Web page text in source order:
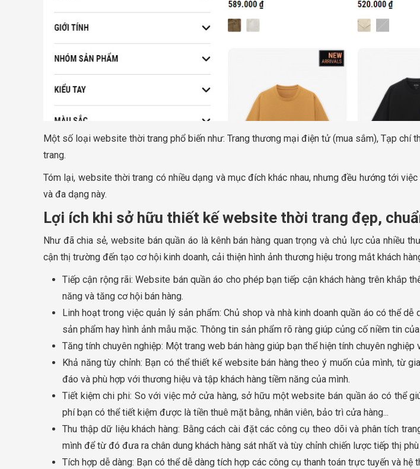
Một số loại website thời trang phổ biến như: Trang thương mại điện tử (mua sắm), Tạp chí
trang.
Tóm lại, website thời trang có nhiều dạng và mục đích khác nhau, nhưng đều hướng tới
và đa dạng này.
Lợi ích khi sở hữu thiết kế website thời trang đẹp,
Như đã chia sẻ, website bán quần áo là kênh bán hàng quan trọng và chủ lực của nhiều
cận thị trường đến tạo cơ hội kinh doanh, cải thiện hình ảnh thương hiệu trong mắt khách
Tiếp cận rộng rãi: Website bán quần áo cho phép bạn tiếp cận khách hàng trên khắp
năng và tăng cơ hội bán hàng.
Linh hoạt trong việc quản lý sản phẩm: Chủ shop và nhà kinh doanh quần áo có thể
sản phẩm hay hình ảnh mẫu mặc. Thông tin sản phẩm rõ ràng giúp củng cố niềm tin
Tăng tính chuyên nghiệp: Một trang web bán hàng giúp bạn thể hiện tính chuyên
Khả năng tùy chỉnh: Bạn có thể thiết kế website bán hàng theo ý muốn của mình, từ
đáo và phù hợp với thương hiệu và tập khách hàng tiềm năng của mình.
Tiết kiệm chi phi: So với việc mở cửa hàng, sở hữu một website bán quần áo có thể
phí bạn có thể tiết kiệm được là tiền thuê mặt bằng, nhân viên, bảo trì cửa hàng...
Thu thập dữ liệu khách hàng: Bằng cách cài đặt các công cụ theo dõi và phân tích
mình để từ đó đưa ra chân dung khách hàng sát nhất và tùy chỉnh chiến lược tiếp thị phù
Tích hợp dễ dàng: Bạn có thể dễ dàng tích hợp các công cụ thanh toán trực tuyến và